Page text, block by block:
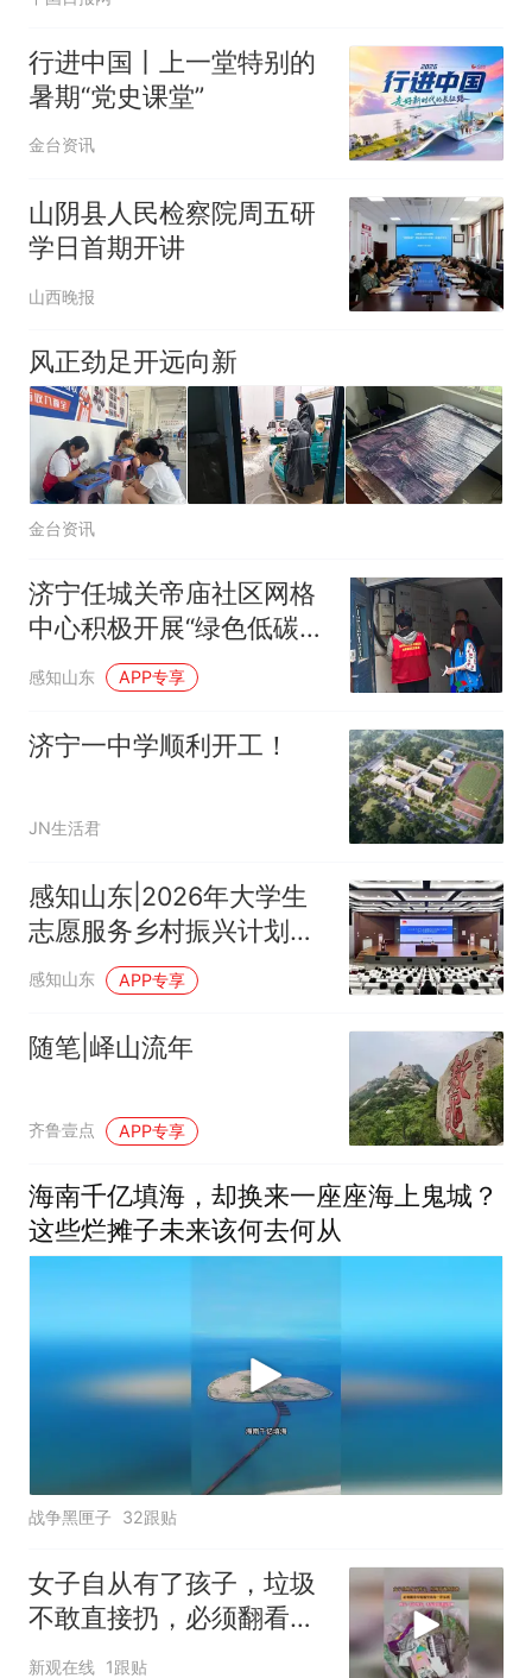
行进中国丨上一堂特别的
暑期“党史课堂”
金台资讯
山阴县人民检察院周五研
学日首期开讲
山西晚报
风正劲足开远向新
金台资讯
济宁任城关帝庙社区网格
中心积极开展“绿色低碳，
网格倡环保”专项环境整治
与环保宣传行动
感知山东 APP专享
济宁一中学顺利开工！
JN生活君
感知山东|2026年大学生
志愿服务乡村振兴计划济
宁志愿者见面会举行
感知山东 APP专享
随笔|峄山流年
齐鲁壹点 APP专享
海南千亿填海，却换来一座座海上鬼城？
这些烂摊子未来该何去何从
战争黑匣子 32跟贴
女子自从有了孩子，垃圾
不敢直接扔，必须翻看垃
圾桶里的每一样东西
新观在线 1跟贴